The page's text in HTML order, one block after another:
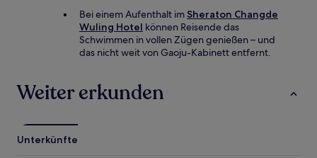
Bei einem Aufenthalt im Sheraton Changde
Wuling Hotel können Reisende das
Schwimmen in vollen Zügen genießen – und
das nicht weit von Gaoju-Kabinett entfernt.
Weiter erkunden
Unterkünfte